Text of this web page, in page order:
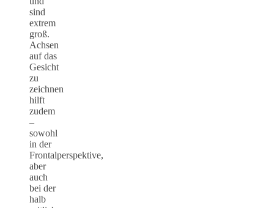
sind
extrem
groß.
Achsen
auf das
Gesicht
zu
zeichnen
hilft
zudem
–
sowohl
in der
Frontalperspektive,
aber
auch
bei der
halb